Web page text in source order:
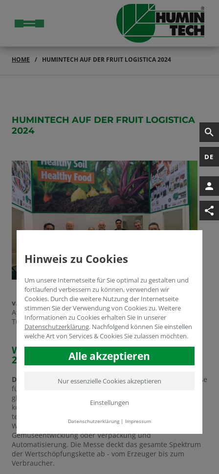
DE
HOME HUMINTECH AUF DER FRUIT LOGISTICA 2024
HUMINTECH AUF DER FRUIT LOGISTICA
2024
v.l.n.r. :Beny Varon, Müfit Tarhan, Dr. Yasser Dergham,
Aydogan Cengiz, Vicente Jaramillo, Ogul Yücel, Prof. Metin
Turan.
Wir sind in Berlin auf der Fruit Logistica
2024.
Die FRUIT LOGISTICAist die weltweit wichtigste Fachmesse
für die Fruchtwirtschaft und deren direkten Zugang zum
globalen Markt. Auf der
FRUIT LOGISTICA
komplette Angebot an Produkten, Dienstleistungen und
technischen Lösungen aus allen Bereichen der
Wertschöpfungskette - ob Saatgut, Obst- und
Gemüseentwicklung oder Verpackung und
Automatisierung. Die Messe deckt das gesamte Spektrum
der Wertschöpfungskette ab - vom Erzeuger bis zum
Verbraucher.
Hinweis zu Cookies
Um unsere Internetseite für Sie optimal zu gestalten und
fortlaufend verbessern zu können, verwenden wir
Cookies. Durch die weitere Nutzung der Internetseite
stimmen Sie der Verwendung von Cookies zu. Weitere
Informationen zu Cookies erhalten Sie in unserer
Datenschutzerklärung. Nachfolgend können Sie einstellen
welche Art von Services & Cookies Sie zulassen möchten.
Alle akzeptieren
Nur essenzielle Cookies akzeptieren
Einstellungen
Datenschutzerklärung| Impressum